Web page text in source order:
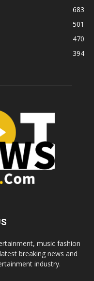
683
501
470
394
music fashion
breaking news and
industry.